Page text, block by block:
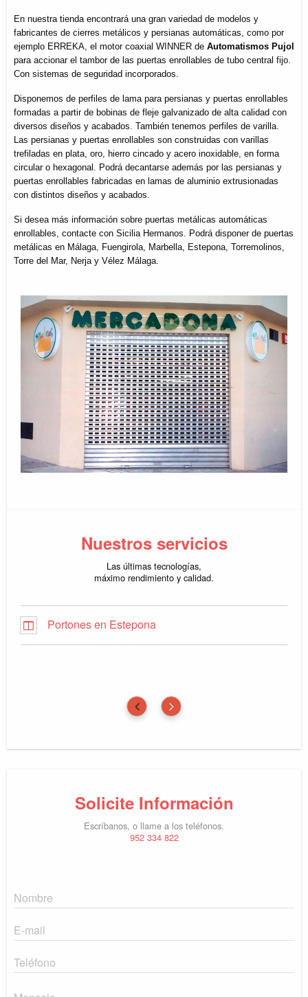
En nuestra tienda encontrará una gran variedad de modelos y
fabricantes de cierres metálicos y persianas automáticas, como por
ejemplo ERREKA, el motor coaxial WINNER de Automatismos Pujol
para accionar el tambor de las puertas enrollables de tubo central fijo.
Con sistemas de seguridad incorporados.
Disponemos de perfiles de lama para persianas y puertas enrollables
formadas a partir de bobinas de fleje galvanizado de alta calidad con
diversos diseños y acabados. También tenemos perfiles de varilla.
Las persianas y puertas enrollables son construidas con varillas
trefiladas en plata, oro, hierro cincado y acero inoxidable, en forma
circular o hexagonal. Podrá decantarse además por las persianas y
puertas enrollables fabricadas en lamas de aluminio extrusionadas
con distintos diseños y acabados.
Si desea más información sobre puertas metálicas automáticas
enrollables, contacte con Sicilia Hermanos. Podrá disponer de puertas
metálicas en Málaga, Fuengirola, Marbella, Estepona, Torremolinos,
Torre del Mar, Nerja y Vélez Málaga.
Nuestros servicios
Las últimas tecnologías,
máximo rendimiento y calidad.
Portones en Estepona
Solicite Información
Escríbanos, o llame a los teléfonos.
952 334 822